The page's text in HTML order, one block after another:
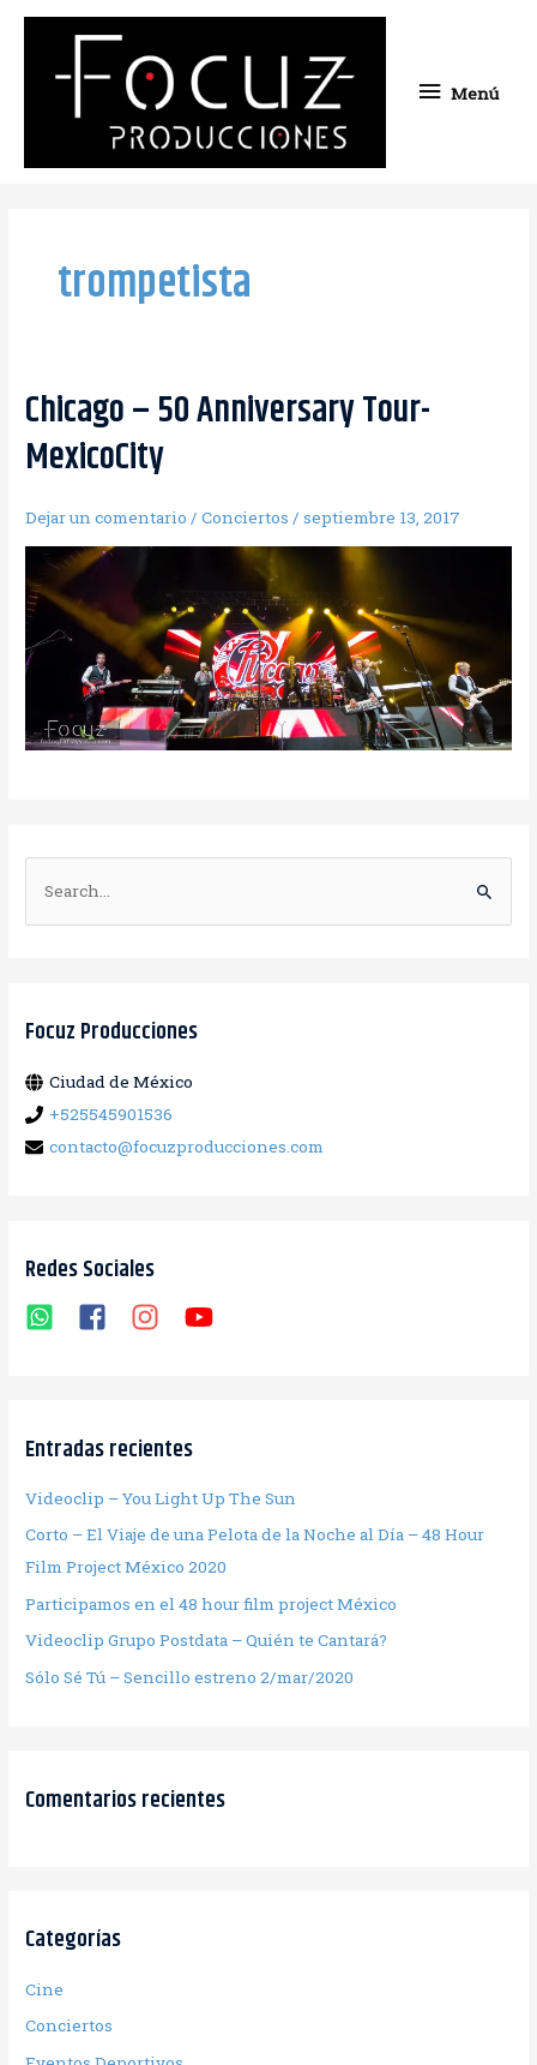
Menú
trompetista
Chicago – 50 Anniversary Tour-
MexicoCity
Dejar un comentario /Conciertos /septiembre 13, 2017
u
a
:
Focuz Producciones
Ciudad de México
+525545901536
contacto@focuzproducciones.com
Redes Sociales
Entradas recientes
Videoclip – You Light Up The Sun
Corto – El Viaje de una Pelota de la Noche al Día – 48 Hour
Film Project México 2020
Participamos en el 48 hour film project México
Videoclip Grupo Postdata – Quién te Cantará?
Sólo Sé Tú – Sencillo estreno 2/mar/2020
Comentarios recientes
Categorías
Cine
Conciertos